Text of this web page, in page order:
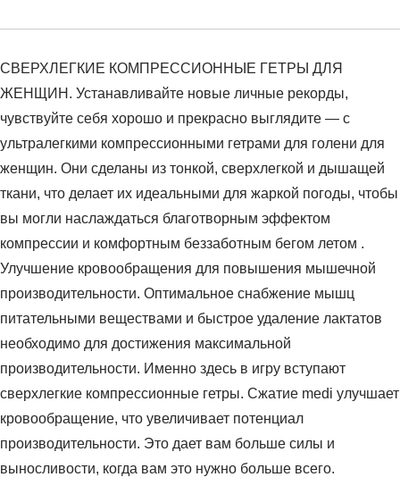
СВЕРХЛЕГКИЕ КОМПРЕССИОННЫЕ ГЕТРЫ ДЛЯ
ЖЕНЩИН. Устанавливайте новые личные рекорды,
чувствуйте себя хорошо и прекрасно выглядите — с
ультралегкими компрессионными гетрами для голени для
женщин. Они сделаны из тонкой, сверхлегкой и дышащей
ткани, что делает их идеальными для жаркой погоды, чтобы
вы могли наслаждаться благотворным эффектом
компрессии и комфортным беззаботным бегом летом .
Улучшение кровообращения для повышения мышечной
производительности. Оптимальное снабжение мышц
питательными веществами и быстрое удаление лактатов
необходимо для достижения максимальной
производительности. Именно здесь в игру вступают
сверхлегкие компрессионные гетры. Сжатие medi улучшает
кровообращение, что увеличивает потенциал
производительности. Это дает вам больше силы и
выносливости, когда вам это нужно больше всего.